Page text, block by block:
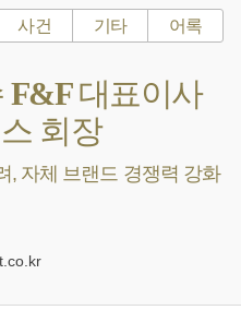
사건 기타 어록
F&F 대표이사
회장
, 자체 브랜드 경쟁력 강화